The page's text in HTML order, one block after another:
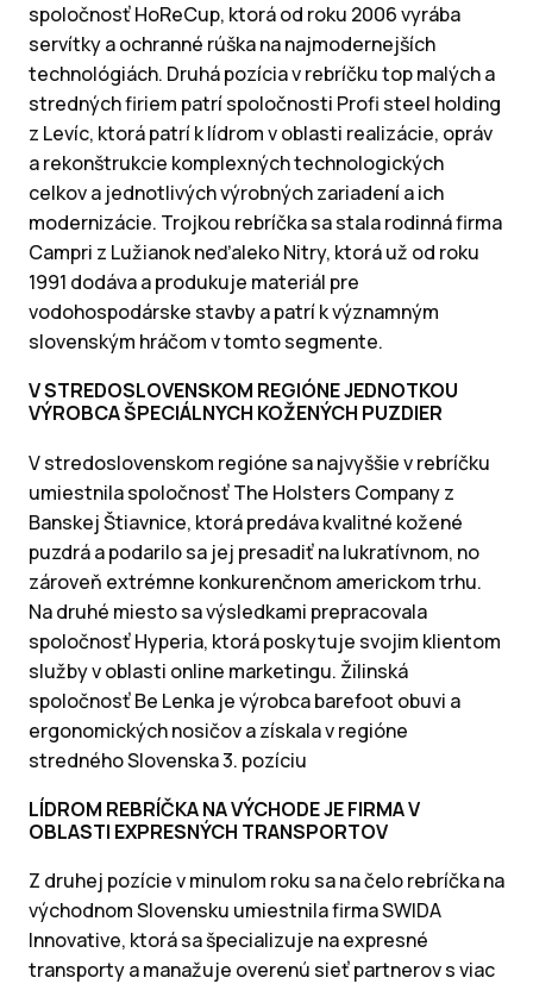
spoločnosť HoReCup, ktorá od roku 2006 vyrába
servítky a ochranné rúška na najmodernejších
technológiách. Druhá pozícia v rebríčku top malých a
stredných firiem patrí spoločnosti Profi steel holding
z Levíc, ktorá patrí k lídrom v oblasti realizácie, opráv
a rekonštrukcie komplexných technologických
celkov a jednotlivých výrobných zariadení a ich
modernizácie. Trojkou rebríčka sa stala rodinná firma
Campri z Lužianok neďaleko Nitry, ktorá už od roku
1991 dodáva a produkuje materiál pre
vodohospodárske stavby a patrí k významným
slovenským hráčom v tomto segmente.
V STREDOSLOVENSKOM REGIÓNE JEDNOTKOU
VÝROBCA ŠPECIÁLNYCH KOŽENÝCH PUZDIER
V stredoslovenskom regióne sa najvyššie v rebríčku
umiestnila spoločnosť The Holsters Company z
Banskej Štiavnice, ktorá predáva kvalitné kožené
puzdrá a podarilo sa jej presadiť na lukratívnom, no
zároveň extrémne konkurenčnom americkom trhu.
Na druhé miesto sa výsledkami prepracovala
spoločnosť Hyperia, ktorá poskytuje svojim klientom
služby v oblasti online marketingu. Žilinská
spoločnosť Be Lenka je výrobca barefoot obuvi a
ergonomických nosičov a získala v regióne
stredného Slovenska 3. pozíciu
LÍDROM REBRÍČKA NA VÝCHODE JE FIRMA V
OBLASTI EXPRESNÝCH TRANSPORTOV
Z druhej pozície v minulom roku sa na čelo rebríčka na
východnom Slovensku umiestnila firma SWIDA
Innovative, ktorá sa špecializuje na expresné
transporty a manažuje overenú sieť partnerov s viac